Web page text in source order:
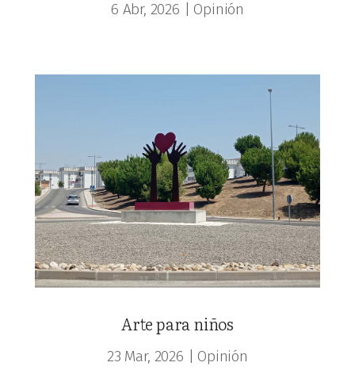
6 Abr, 2026 Opinión
Arte para niños
23 Mar, 2026 Opinión